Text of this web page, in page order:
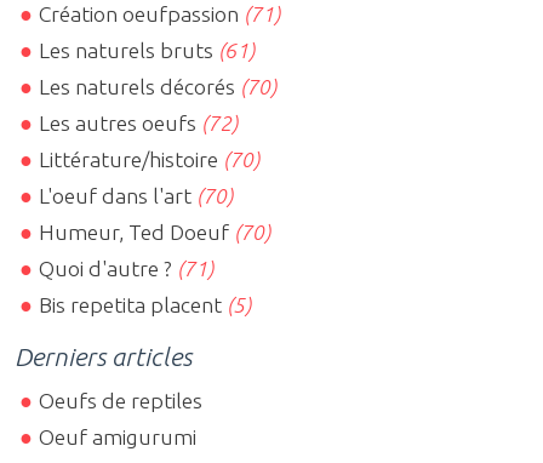
Création oeufpassion (71)
Les naturels bruts (61)
Les naturels décorés (70)
Les autres oeufs (72)
Littérature/histoire (70)
L'oeuf dans l'art (70)
Humeur, Ted Doeuf (70)
Quoi d'autre ? (71)
Bis repetita placent (5)
Derniers articles
Oeufs de reptiles
Oeuf amigurumi